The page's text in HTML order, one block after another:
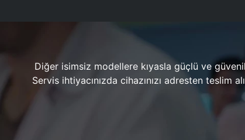
Diğer isimsiz modellere kıyasla güçlü ve
Servis ihtiyacınızda cihazınızı adresten